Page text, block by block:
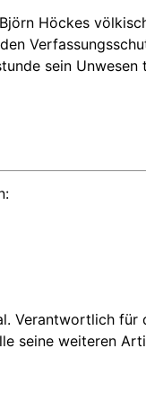
Höckes
sein
Verantwortlich für
seine weiteren